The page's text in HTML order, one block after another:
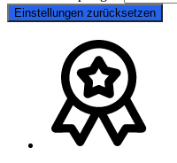
Einstellungen zurücksetzen